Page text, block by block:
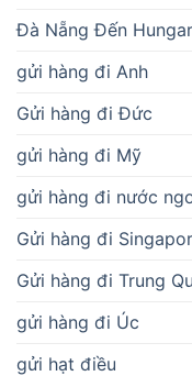
Đà Nẵng Đến
gửi hàng đi Anh
Gửi hàng đi Đức
gửi hàng đi Mỹ
gửi hàng đi nước
Gửi hàng đi
Gửi hàng đi Trung
gửi hàng đi Úc
gửi hạt điều